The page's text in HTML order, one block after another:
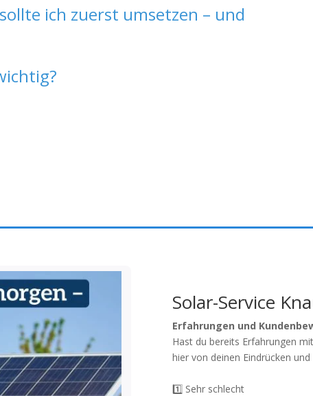
ich zuerst umsetzen – und
Solar-Service
Erfahrungen und
Hast du bereits Erfahrungen
hier von deinen Eindrücken
1️⃣ Sehr schlecht